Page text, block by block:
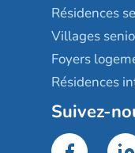
Résidences
Villages
Foyers
Résidences
Suivez-